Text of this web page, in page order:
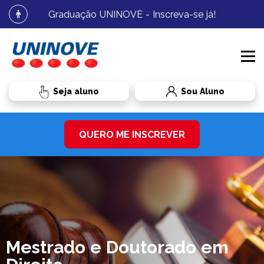
Graduação UNINOVE - Inscreva-se já!
Sou Aluno
PROCESSOS SELETIVOS
MEDICINA
GRADUAÇÃO
RESIDÊNCIA MÉDICA
CURSOS
MEDICINA
RESIDÊNCIA MÉDICA
INSTITUCIONAL
RADAR UNINOVE
BIBLIOTECA
QUERO ME INSCREVER
Mestrado e Doutorado em